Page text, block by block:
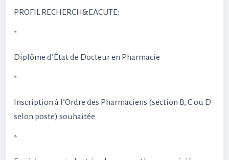
PROFIL RECHERCH&EACUTE;
*
Diplôme d’État de Docteur en Pharmacie
*
Inscription à l’Ordre des Pharmaciens (section B, C ou D
selon poste) souhaitée
*